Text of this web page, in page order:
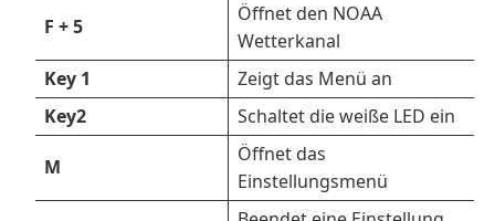
F + 5
Öffnet den NOAA
Wetterkanal
Key 1
Zeigt das Menü an
Key2
Schaltet die weiße LED ein
M
Öffnet das
Einstellungsmenü